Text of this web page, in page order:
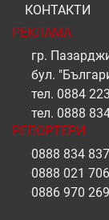
КОНТАКТИ
РЕКЛАМА
гр.
бул.
тел. 0884
тел. 0888
РЕПОРТЕРИ
0888 834 837
0888 021 706
0886 970 269